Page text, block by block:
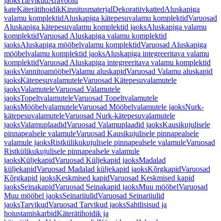
kateKäterätihoidikKinnitusmaterjalDekoratiivkattedAluskapiga
valamu komplektidAluskapiga kätepesuvalamu komplektidVaruosad
Aluskapiga kätepesuvalamu komplektid jaoksAluskapiga valamu
komplektidVaruosad Aluskapiga valamu komplektid
jaoksAluskapiga mööbelvalamu komplektidVaruosad Aluskapiga
mööbelvalamu komplektid jaoksAluskapiga integreeritava valamu
komplektidVaruosad Aluskapiga integreeritava valamu komplektid
jaoksVannitoamööbelValamu aluskapidVaruosad Valamu aluskapid
jaoksKätepesuvalamuteleVaruosad Kätepesuvalamutele
jaoksValamuteleVaruosad Valamutele
jaoksTopeltvalamuteleVaruosad Topeltvalamutele
jaoksMööbelvalamuteleVaruosad Mööbelvalamutele jaoksNurk-
kätepesuvalamuteleVaruosad Nurk-kätepesuvalamutele
jaoksValamuplaadidVaruosad Valamuplaadid jaoksKausikujulisele
pinnapealsele valamuleVaruosad Kausikujulisele pinnapealsele
valamule jaoksRistkülikukujulisele pinnapealsele valamuleVaruosad
Ristkülikukujulisele pinnapealsele valamule
jaoksKüljekapidVaruosad Küljekapid jaoksMadalad
küljekapidVaruosad Madalad küljekapid jaoksKõrgkapidVaruosad
Kõrgkapid jaoksKeskmised kapidVaruosad Keskmised kapid
jaoksSeinakapidVaruosad Seinakapid jaoksMuu mööbelVaruosad
Muu mööbel jaoksSeinariiulidVaruosad Seinariiulid
jaoksTarvikudVaruosad Tarvikud jaoksSahtlisisud ja
hoiustamiskarbidKäterätihoidik ja